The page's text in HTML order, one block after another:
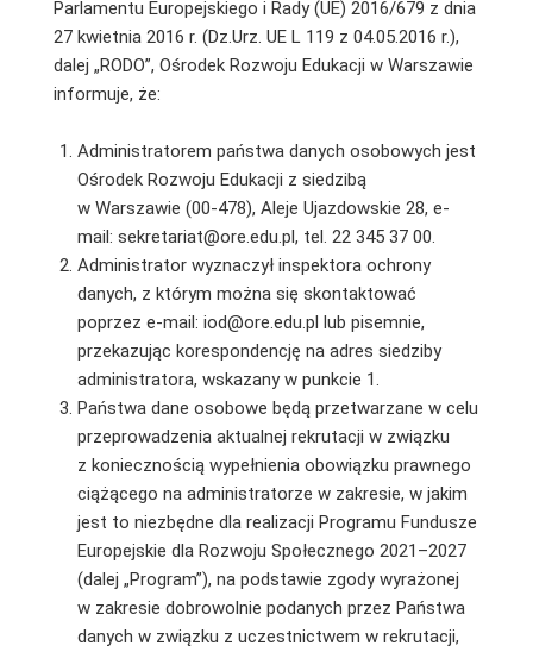
Parlamentu Europejskiego i Rady (UE) 2016/679 z dnia
27 kwietnia 2016 r. (Dz.Urz. UE L 119 z 04.05.2016 r.),
dalej „RODO”, Ośrodek Rozwoju Edukacji w Warszawie
informuje, że:
Administratorem państwa danych osobowych jest
Ośrodek Rozwoju Edukacji z siedzibą
w Warszawie (00-478), Aleje Ujazdowskie 28, e-
mail: sekretariat@ore.edu.pl, tel. 22 345 37 00.
Administrator wyznaczył inspektora ochrony
danych, z którym można się skontaktować
poprzez e-mail: iod@ore.edu.pl lub pisemnie,
przekazując korespondencję na adres siedziby
administratora, wskazany w punkcie 1.
Państwa dane osobowe będą przetwarzane w celu
przeprowadzenia aktualnej rekrutacji w związku
z koniecznością wypełnienia obowiązku prawnego
ciążącego na administratorze w zakresie, w jakim
jest to niezbędne dla realizacji Programu Fundusze
Europejskie dla Rozwoju Społecznego 2021–2027
(dalej „Program”), na podstawie zgody wyrażonej
w zakresie dobrowolnie podanych przez Państwa
danych w związku z uczestnictwem w rekrutacji,